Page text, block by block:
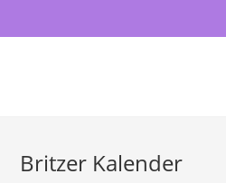
Britzer Kalender